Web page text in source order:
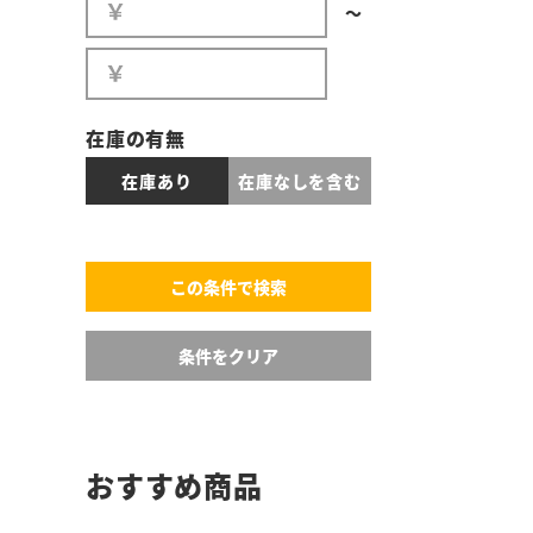
〜
在庫の有無
在庫あり 在庫なしを含む
おすすめ商品